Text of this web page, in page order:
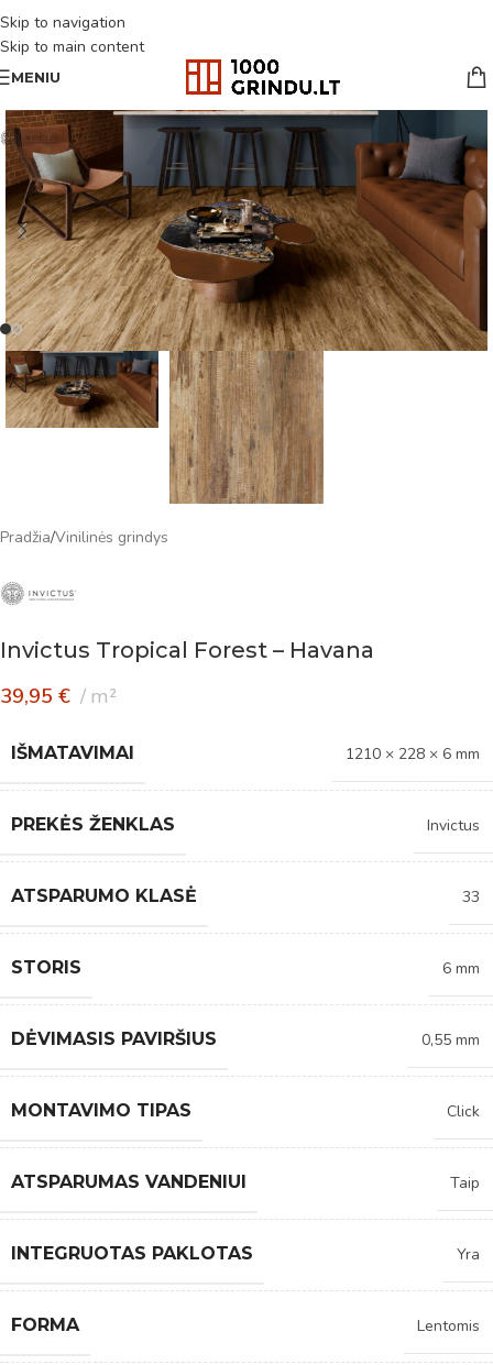
Skip to navigation
Skip to main content
MENIU
Pradžia/Vinilinės grindys
Invictus Tropical Forest – Havana
39,95 € m²
IŠMATAVIMAI 1210 × 228 × 6 mm
PREKĖS ŽENKLAS Invictus
ATSPARUMO KLASĖ 33
STORIS 6 mm
DĖVIMASIS PAVIRŠIUS 0,55 mm
MONTAVIMO TIPAS Click
ATSPARUMAS VANDENIUI Taip
INTEGRUOTAS PAKLOTAS Yra
FORMA Lentomis